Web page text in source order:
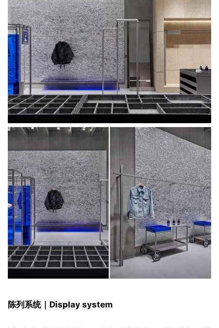
陈列系统｜Display system